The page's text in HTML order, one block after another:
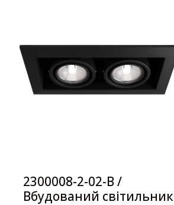
2300008-2-02-B /
Вбудований світильник